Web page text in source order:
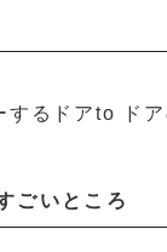
するドアto ド
ごいところ